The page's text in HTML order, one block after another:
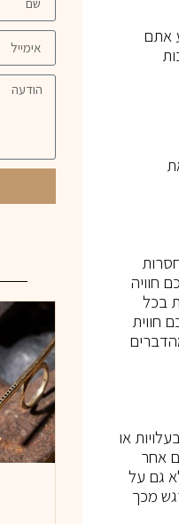
אתם
חוויה
בכל
חווית
או
אחר
גם על
מכך